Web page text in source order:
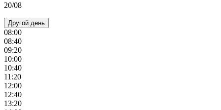
20/08
Другой день
08:00
08:40
09:20
10:00
10:40
11:20
12:00
12:40
13:20